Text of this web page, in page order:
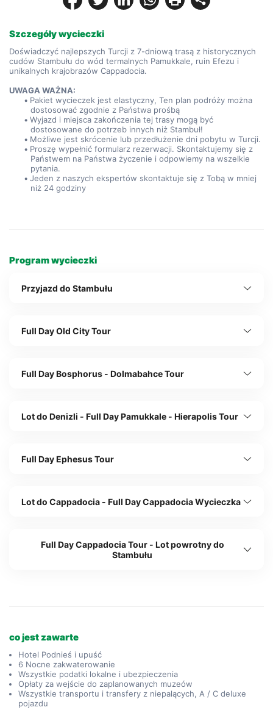
Szczegóły wycieczki
Doświadczyć najlepszych Turcji z 7-dniową trasą z historycznych
cudów Stambułu do wód termalnych Pamukkale, ruin Efezu i
unikalnych krajobrazów Cappadocia.
UWAGA WAŻNA:
Pakiet wycieczek jest elastyczny, Ten plan podróży można
dostosować zgodnie z Państwa prośbą
Wyjazd i miejsca zakończenia tej trasy mogą być
dostosowane do potrzeb innych niż Stambuł!
Możliwe jest skrócenie lub przedłużenie dni pobytu w Turcji.
Proszę wypełnić formularz rezerwacji. Skontaktujemy się z
Państwem na Państwa życzenie i odpowiemy na wszelkie
pytania.
Jeden z naszych ekspertów skontaktuje się z Tobą w mniej
niż 24 godziny
Program wycieczki
Przyjazd do Stambułu
Full Day Old City Tour
Full Day Bosphorus - Dolmabahce Tour
Lot do Denizli - Full Day Pamukkale - Hierapolis Tour
Full Day Ephesus Tour
Lot do Cappadocia - Full Day Cappadocia Wycieczka
Full Day Cappadocia Tour - Lot powrotny do
Stambułu
co jest zawarte
Hotel Podnieś i upuść
6 Nocne zakwaterowanie
Wszystkie podatki lokalne i ubezpieczenia
Opłaty za wejście do zaplanowanych muzeów
Wszystkie transportu i transfery z niepalących, A / C deluxe
pojazdu